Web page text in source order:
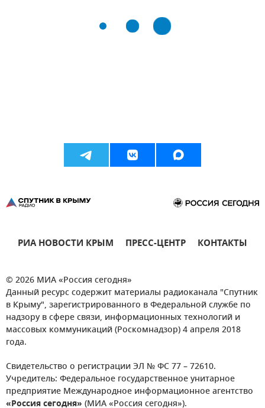
РИА НОВОСТИ КРЫМ ПРЕСС-ЦЕНТР КОНТАКТЫ
© 2026 МИА «Россия сегодня»
Данный ресурс содержит материалы радиоканала "Спутник
в Крыму", зарегистрированного в Федеральной службе по
надзору в сфере связи, информационных технологий и
массовых коммуникаций (Роскомнадзор) 4 апреля 2018
года.
Свидетельство о регистрации ЭЛ № ФС 77 – 72610.
Учредитель: Федеральное государственное унитарное
предприятие Международное информационное агентство
«Россия сегодня» (МИА «Россия сегодня»).